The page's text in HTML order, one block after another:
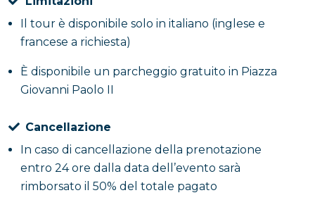
Il tour è disponibile solo in italiano (inglese e
francese a richiesta)
È disponibile un parcheggio gratuito in Piazza
Giovanni Paolo II
Cancellazione
In caso di cancellazione della prenotazione
entro 24 ore dalla data dell’evento sarà
rimborsato il 50% del totale pagato